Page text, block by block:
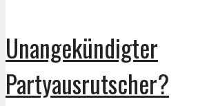
Unangekündigter
Partyausrutscher?